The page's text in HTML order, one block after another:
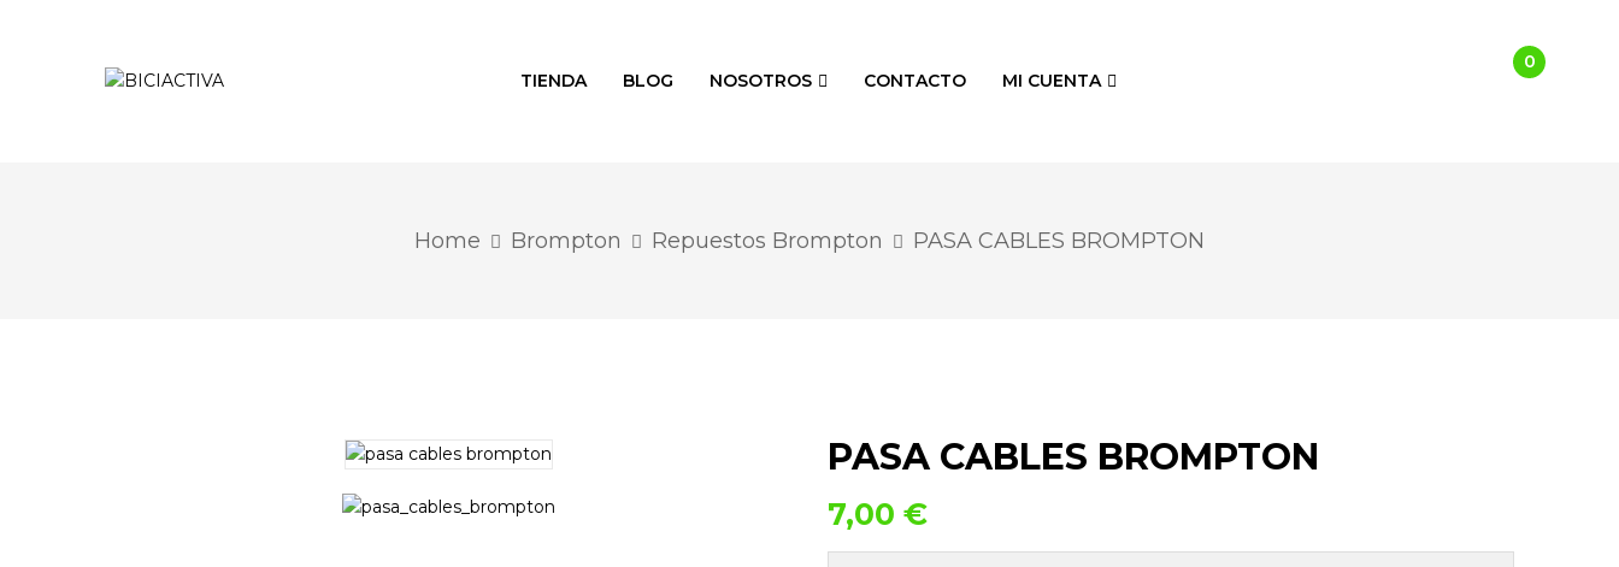
TIENDA BLOG NOSOTROS CONTACTO MI CUENTA
0
Home Brompton Repuestos Brompton PASA CABLES BROMPTON
PASA CABLES BROMPTON
7,00 €